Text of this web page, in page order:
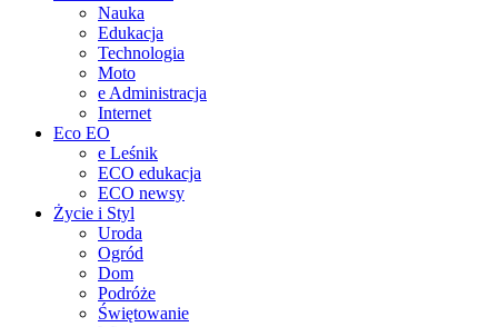
Nauka
Edukacja
Technologia
Moto
e Administracja
Internet
Eco EO
e Leśnik
ECO edukacja
ECO newsy
Życie i Styl
Uroda
Ogród
Dom
Podróże
Świętowanie